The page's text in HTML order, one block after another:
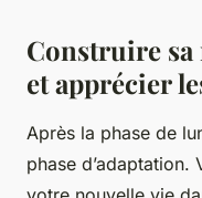
Construire sa
et apprécier
Après la phase de
phase d’adaptation.